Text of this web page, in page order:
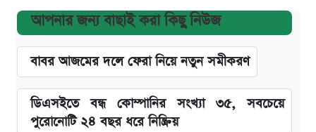
আপনার জন্য বাছাই করা কিছু নিউজ
বাবর আজমের দলে ফেরা নিয়ে নতুন সমীকরণ
ডিএসইতে বন্ধ কোম্পানির সংখ্যা ৩৫, সবচেয়ে
পুরোনোটি ২৪ বছর ধরে নিষ্ক্রিয়